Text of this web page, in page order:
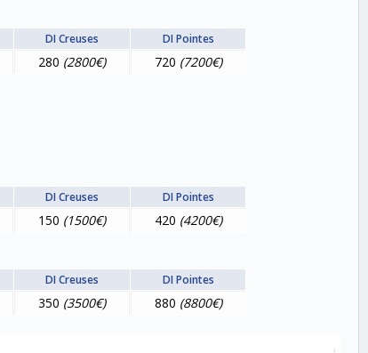
DI Creuses DI Pointes
280 (2800€) 720 (7200€)
DI Creuses DI Pointes
150 (1500€) 420 (4200€)
DI Creuses DI Pointes
350 (3500€) 880 (8800€)